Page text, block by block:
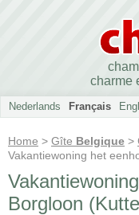
charme
Nederlands Français
Home > Gîte Belgique >
Vakantiewoning het
Borgloon